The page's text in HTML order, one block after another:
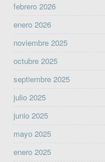
febrero 2026
enero 2026
noviembre 2025
octubre 2025
septiembre 2025
julio 2025
junio 2025
mayo 2025
enero 2025